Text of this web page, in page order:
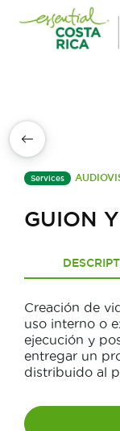
Services
GUION
Creación de
uso interno o
ejecución y
entregar un
distribuido al